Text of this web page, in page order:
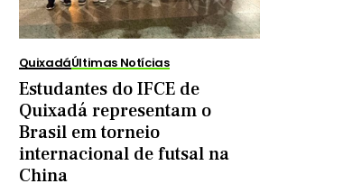
QuixadáÚltimas Notícias
Estudantes do IFCE de
Quixadá representam o
Brasil em torneio
internacional de futsal na
China